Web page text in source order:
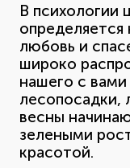
В психологии
определяется
любовь и
широко
нашего с
лесопосадки,
весны
зелеными
красотой.